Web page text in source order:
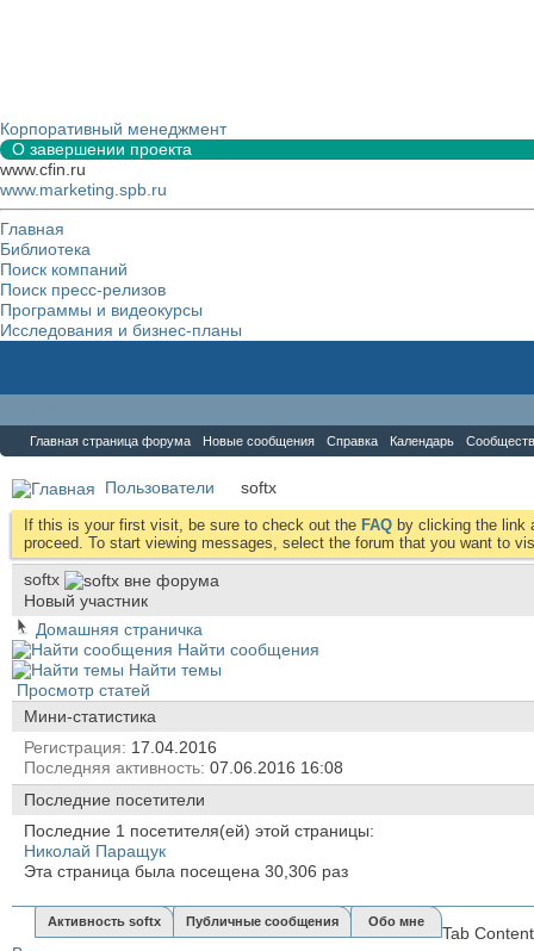
Корпоративный менеджмент
О завершении проекта
www.cfin.ru
www.marketing.spb.ru
Главная
Библиотека
Поиск компаний
Поиск пресс-релизов
Программы и видеокурсы
Исследования и бизнес-планы
Главная страница форума Новые сообщения Справка Календарь
Пользователи softx
If this is your first visit, be sure to check out the FAQ by clicking the link
proceed. To start viewing messages, select the forum that you want to
softx
Новый участник
Домашняя страничка
Найти сообщения
Найти темы
Просмотр статей
Мини-статистика
Регистрация
17.04.2016
Последняя активность 07.06.2016 16:08
Последние посетители
Последние 1 посетителя(ей) этой страницы:
Николай Паращук
Эта страница была посещена 30,306 раз
Активность softx Публичные сообщения Обо мне
Tab Content